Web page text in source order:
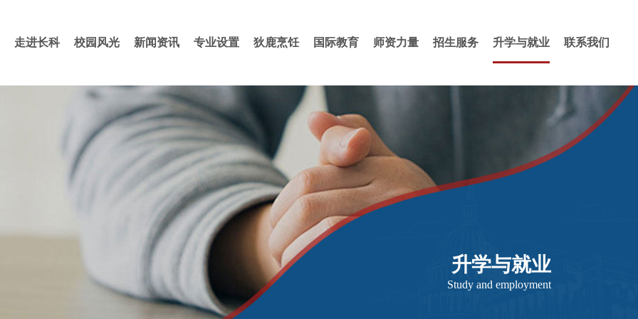
走进长科 校园风光 新闻资讯 专业设置 狄鹿烹饪 国际教育 师资力量 招生服务 升学与就业 联系我们
升学与就业
Study and employment